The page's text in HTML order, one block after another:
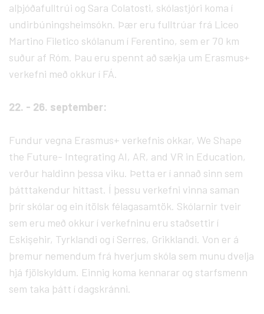
alþjóðafulltrúi og Sara Colatosti, skólastjóri koma í
undirbúningsheimsókn. Þær eru fulltrúar frá Liceo
Martino Filetico skólanum í Ferentino, sem er 70 km
suður af Róm. Þau eru spennt að sækja um Erasmus+
verkefni með okkur í FÁ.
22. - 26. september:
Fundur vegna Erasmus+ verkefnis okkar, We Shape
the Future- Integrating AI, AR, and VR in Education,
verður haldinn þessa viku. Þetta er í annað sinn sem
þátttakendur hittast. Í þessu verkefni vinna saman
þrír skólar og ein ítölsk félagasamtök. Skólarnir tveir
sem eru með okkur í verkefninu eru staðsettir í
Eskişehir, Tyrklandi og í Serres, Grikklandi. Von er á
þremur nemendum frá hverjum skóla sem munu dvelja
hjá fjölskyldum. Einnig koma kennarar og starfsmenn
sem taka þátt í dagskránni.